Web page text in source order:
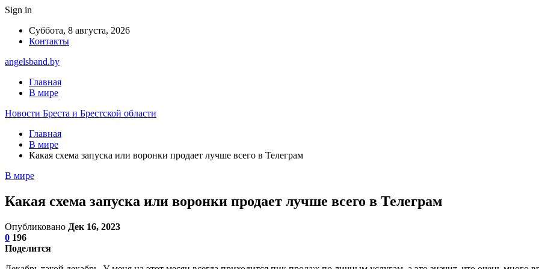
Sign in
Суббота, 8 августа, 2026
Контакты
angelsband.by
Главная
В мире
Новости Бреста и Брестской области
Главная
В мире
Какая схема запуска или воронки продает лучше всего в Телеграм
В мире
Какая схема запуска или воронки продает лучше всего в Телеграм
Опубликовано Дек 16, 2023
0 196
Поделится